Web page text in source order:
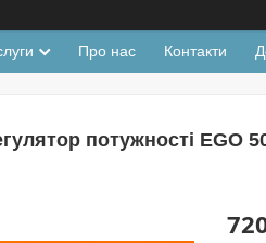
Про нас Контакти
потужності EGO